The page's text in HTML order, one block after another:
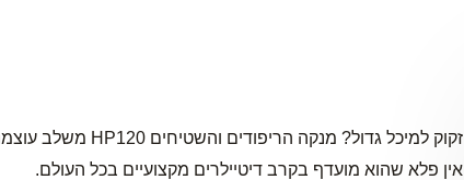
זקוק למיכל גדול? מנקה הריפודים והשטיחים HP120 משלב עוצמה, קיבולת, חדשנות וניידות.
אין פלא שהוא מועדף בקרב דיטיילרים מקצועיים בכל העולם.